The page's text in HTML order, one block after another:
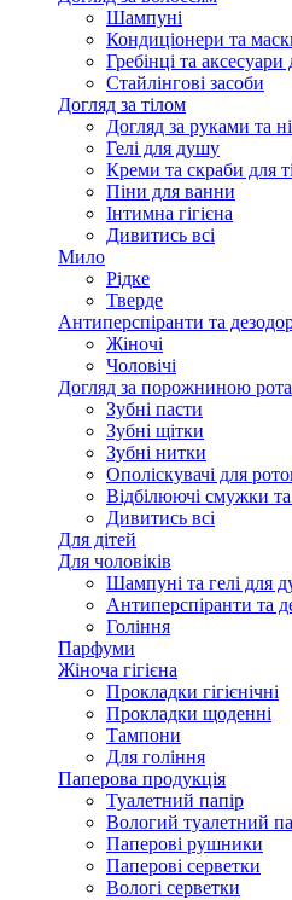
Шампуні
Кондиціонери та
Гребінці та аксесуари
Стайлінгові засоби
Догляд за тілом
Догляд за руками та
Гелі для душу
Креми та скраби для
Піни для ванни
Інтимна гігієна
Дивитись всі
Мило
Рідке
Тверде
Антиперспіранти та
Жіночі
Чоловічі
Догляд за порожниною рота
Зубні пасти
Зубні щітки
Зубні нитки
Ополіскувачі для
Відбілюючі смужки та
Дивитись всі
Для дітей
Для чоловіків
Шампуні та гелі для
Антиперспіранти та
Гоління
Парфуми
Жіноча гігієна
Прокладки гігієнічні
Прокладки щоденні
Тампони
Для гоління
Паперова продукція
Туалетний папір
Вологий туалетний
Паперові рушники
Паперові серветки
Вологі серветки